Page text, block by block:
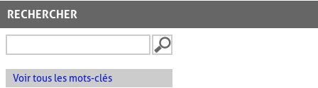
RECHERCHER
Voir tous les mots-clés